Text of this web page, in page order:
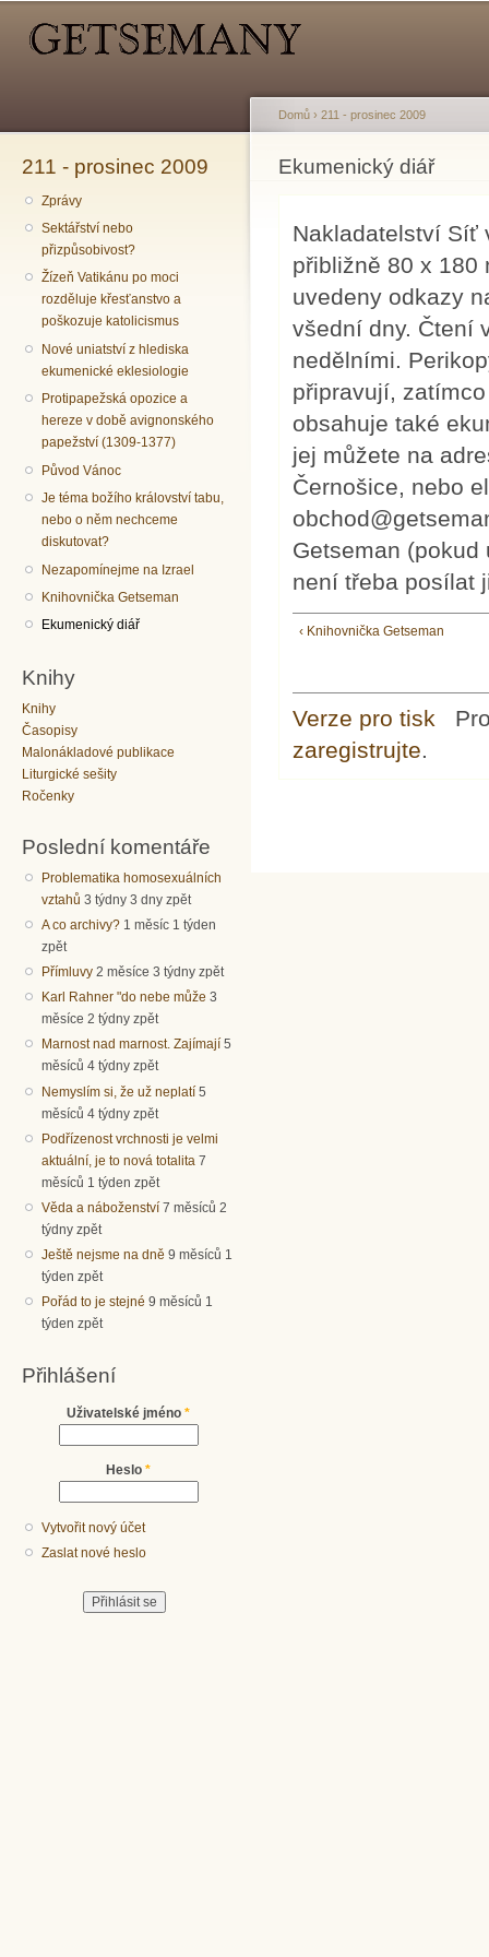
211 - prosinec 2009
Zprávy
Sektářství nebo
přizpůsobivost?
Žízeň Vatikánu po moci
rozděluje křesťanstvo a
poškozuje katolicismus
Nové uniatství z hlediska
ekumenické eklesiologie
Protipapežská opozice a
hereze v době avignonského
papežství (1309-1377)
Původ Vánoc
Je téma božího království tabu,
nebo o něm nechceme
diskutovat?
Nezapomínejme na Izrael
Knihovnička Getseman
Ekumenický diář
Knihy
Knihy
Časopisy
Malonákladové publikace
Liturgické sešity
Ročenky
Poslední komentáře
Problematika homosexuálních
vztahů 3 týdny 3 dny zpět
A co archivy? 1 měsíc 1 týden
zpět
Přímluvy 2 měsíce 3 týdny zpět
Karl Rahner "do nebe může 3
měsíce 2 týdny zpět
Marnost nad marnost. Zajímají 5
měsíců 4 týdny zpět
Nemyslím si, že už neplatí 5
měsíců 4 týdny zpět
Podřízenost vrchnosti je velmi
aktuální, je to nová totalita 7
měsíců 1 týden zpět
Věda a náboženství 7 měsíců 2
týdny zpět
Ještě nejsme na dně 9 měsíců 1
týden zpět
Pořád to je stejné 9 měsíců 1
týden zpět
Přihlášení
Uživatelské jméno *
Heslo *
Vytvořit nový účet
Zaslat nové heslo
Jste zde
Domů › 211 - prosinec 2009
Ekumenický diář
Nakladatelství Síť
přibližně 80 x 180
uvedeny odkazy
všední dny. Čtení
nedělními.
připravují,
obsahuje také
jej můžete na
Černošice, nebo
Getseman (pokud
není třeba posílat
‹ Knihovnička Getseman
Verze pro tisk
zaregistrujte.